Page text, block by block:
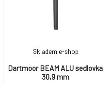
odolná ACB ložiska 45/45 (41.8
Dartmoor BEAM ALU sedlovka
30,9 mm
Skladem e-shop